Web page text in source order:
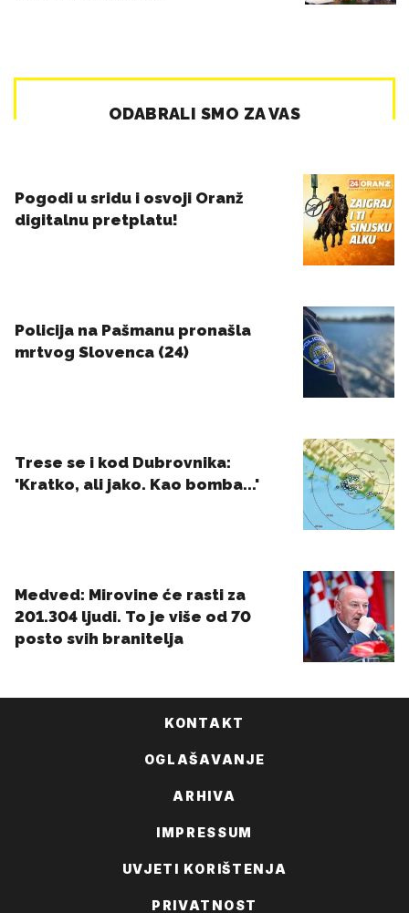
KONTAKT
OGLAŠAVANJE
ARHIVA
IMPRESSUM
UVJETI KORIŠTENJA
PRIVATNOST